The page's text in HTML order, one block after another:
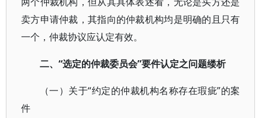
卖方申请仲裁，其指向的仲裁机构均是明确的且只有
一个，仲裁协议应认定有效。
二、“选定的仲裁委员会”要件认定之问题缕析
（一）关于“约定的仲裁机构名称存在瑕疵”的案
件